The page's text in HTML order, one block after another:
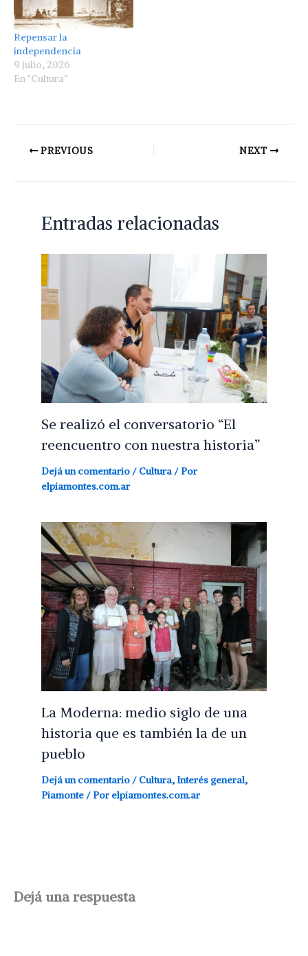
Repensar la
independencia
9 julio, 2026
En "Cultura"
PREVIOUS NEXT
Entradas relacionadas
Se realizó el conversatorio “El
reencuentro con nuestra historia”
Dejá un comentario / Cultura / Por
elpiamontes.com.ar
La Moderna: medio siglo de una
historia que es también la de un
pueblo
Dejá un comentario / Cultura, Interés general,
Piamonte / Por elpiamontes.com.ar
Dejá una respuesta